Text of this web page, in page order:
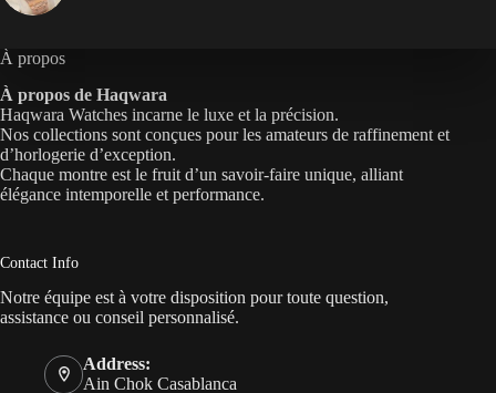
À propos
À propos de Haqwara
Haqwara Watches incarne le luxe et la précision.
Nos collections sont conçues pour les amateurs de raffinement et
d’horlogerie d’exception.
Chaque montre est le fruit d’un savoir-faire unique, alliant
élégance intemporelle et performance.
Contact Info
Notre équipe est à votre disposition pour toute question,
assistance ou conseil personnalisé.
Address:
Ain Chok Casablanca